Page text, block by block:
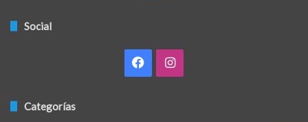
Social
FacebookInstagram
Categorías